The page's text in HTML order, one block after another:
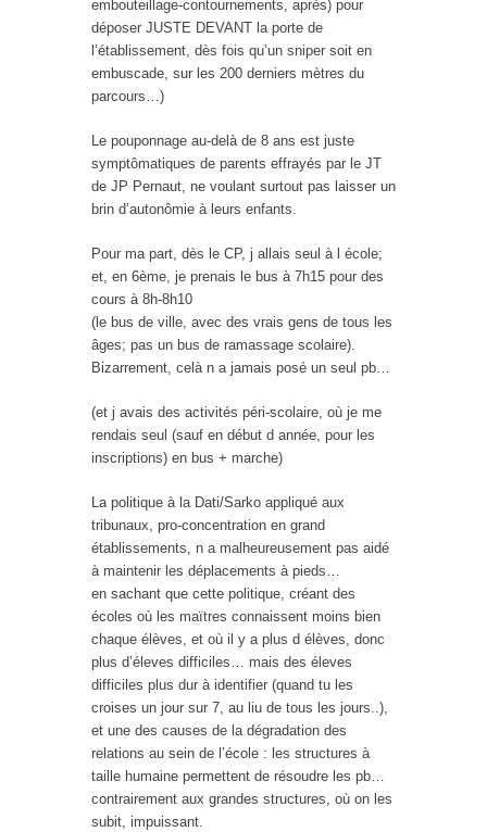
embouteillage-contournements, après) pour
déposer JUSTE DEVANT la porte de
l’établissement, dès fois qu’un sniper soit en
embuscade, sur les 200 derniers mètres du
parcours…)
Le pouponnage au-delà de 8 ans est juste
symptômatiques de parents effrayés par le JT
de JP Pernaut, ne voulant surtout pas laisser un
brin d’autonômie à leurs enfants.
Pour ma part, dès le CP, j allais seul à l école;
et, en 6ème, je prenais le bus à 7h15 pour des
cours à 8h-8h10
(le bus de ville, avec des vrais gens de tous les
âges; pas un bus de ramassage scolaire).
Bizarrement, celà n a jamais posé un seul pb…
(et j avais des activités péri-scolaire, où je me
rendais seul (sauf en début d année, pour les
inscriptions) en bus + marche)
La politique à la Dati/Sarko appliqué aux
tribunaux, pro-concentration en grand
établissements, n a malheureusement pas aidé
à maintenir les déplacements à pieds…
en sachant que cette politique, créant des
écoles où les maïtres connaissent moins bien
chaque élèves, et où il y a plus d élèves, donc
plus d’éleves difficiles… mais des éleves
difficiles plus dur à identifier (quand tu les
croises un jour sur 7, au liu de tous les jours..),
et une des causes de la dégradation des
relations au sein de l’école : les structures à
taille humaine permettent de résoudre les pb…
contrairement aux grandes structures, où on les
subit, impuissant.